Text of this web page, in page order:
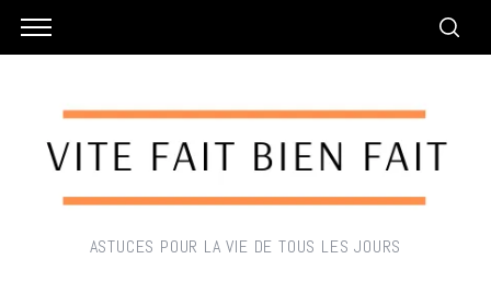
ASTUCES POUR LA VIE DE TOUS LES JOURS